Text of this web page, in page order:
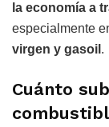
la economía a
especialmente
virgen y gasoil .
Cuánto